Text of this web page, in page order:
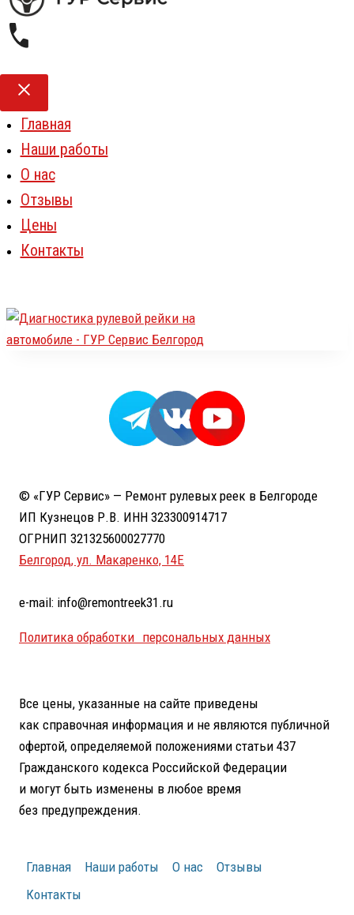
Главная
Наши работы
О нас
Отзывы
Цены
Контакты
© «ГУР Сервис» — Ремонт рулевых реек в Белгороде
ИП Кузнецов Р.В. ИНН 323300914717
ОГРНИП 321325600027770
Белгород, ул. Макаренко, 14Е
e-mail: info@remontreek31.ru
Политика обработки персональных данных
Все цены, указанные на сайте приведены
как справочная информация и не являются публичной
офертой, определяемой положениями статьи 437
Гражданского кодекса Российской Федерации
и могут быть изменены в любое время
без предупреждения.
Главная Наши работы О нас
Отзывы
Контакты